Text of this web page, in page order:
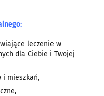
leczenie w
dla Ciebie i Twojej
i mieszkań,